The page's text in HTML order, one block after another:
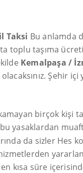
Taksi Bu anlamda
toplu taşıma
Kemalpaşa /
Şehir
birçok
yasaklardan
da sizler Hes
kısa süre